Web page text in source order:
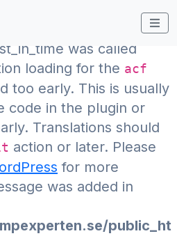
was called
loading for the acf
too early. This is usually
code in the plugin or
Translations should
action or later. Please
for more
was added in
public_ht